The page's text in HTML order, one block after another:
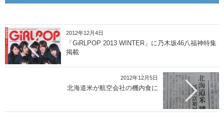
2012年12月4日
「GiRLPOP 2013 WINTER」に乃木坂46八福神特集
掲載
2012年12月5日
北海道米が航空会社の機内食に